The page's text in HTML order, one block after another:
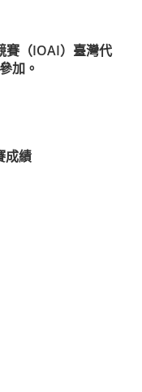
賽（IOAI）臺灣代
加。
成績